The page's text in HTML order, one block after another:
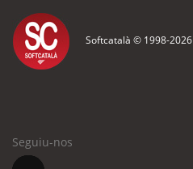
Softcatalà © 1998-2026
Seguiu-nos